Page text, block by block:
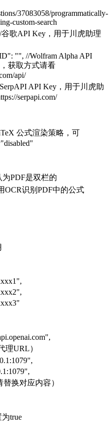
37083058/programmatically-
custom-search
谷歌API Key，用于川虎助理
: "", //Wolfram Alpha API
获取方式请看
api/
API Key，用于川虎助
serpapi.com/
公式渲染策略，可
为PDF是双栏的
OCR识别PDF中的公式
,
,
理URL）
换对应内容）
true